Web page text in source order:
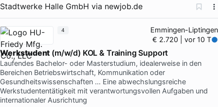
Stadtwerke Halle GmbH via newjob.de
Emmingen-Liptingen
€ 2.720 | vor 10 T
Werkstudent (m/w/d) KOL & Training Support
Laufendes Bachelor- oder Masterstudium, idealerweise in den
Bereichen Betriebswirtschaft, Kommunikation oder
Gesundheitswissenschaften … Eine abwechslungsreiche
Werkstudententätigkeit mit verantwortungsvollen Aufgaben und
internationaler Ausrichtung
4